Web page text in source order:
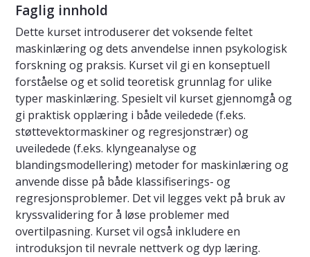
Faglig innhold
Dette kurset introduserer det voksende feltet
maskinlæring og dets anvendelse innen psykologisk
forskning og praksis. Kurset vil gi en konseptuell
forståelse og et solid teoretisk grunnlag for ulike
typer maskinlæring. Spesielt vil kurset gjennomgå og
gi praktisk opplæring i både veiledede (f.eks.
støttevektormaskiner og regresjonstrær) og
uveiledede (f.eks. klyngeanalyse og
blandingsmodellering) metoder for maskinlæring og
anvende disse på både klassifiserings- og
regresjonsproblemer. Det vil legges vekt på bruk av
kryssvalidering for å løse problemer med
overtilpasning. Kurset vil også inkludere en
introduksjon til nevrale nettverk og dyp læring.